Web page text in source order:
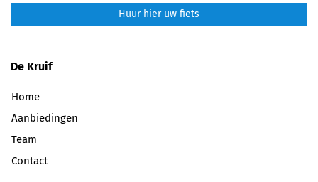
Huur hier uw fiets
De Kruif
Home
Aanbiedingen
Team
Contact